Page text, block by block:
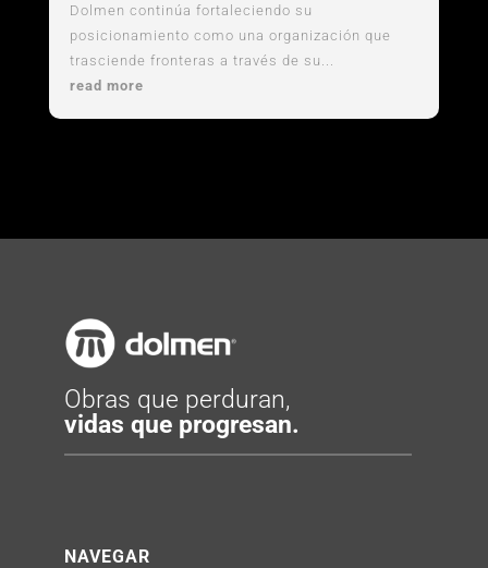
Dolmen continúa fortaleciendo su
posicionamiento como una organización que
trasciende fronteras a través de su...
read more
Obras que perduran,
vidas que progresan.
NAVEGAR